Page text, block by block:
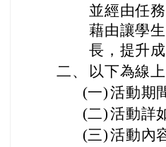
並經由任
藉由讓學
長，提升成
二、
以下為線
(一)活動期
(二)活動詳
(三)活動內